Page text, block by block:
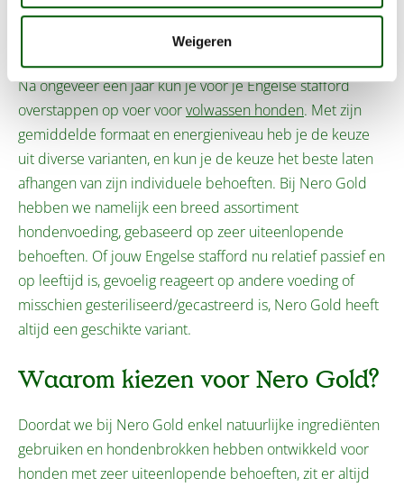
Weigeren
Welke brokken geef je je
volwassen Engelse stafford?
Na ongeveer een jaar kun je voor je Engelse stafford
overstappen op voer voorvolwassen honden. Met zijn
gemiddelde formaat en energieniveau heb je de keuze
uit diverse varianten, en kun je de keuze het beste laten
afhangen van zijn individuele behoeften. Bij Nero Gold
hebben we namelijk een breed assortiment
hondenvoeding, gebaseerd op zeer uiteenlopende
behoeften. Of jouw Engelse stafford nu relatief passief en
op leeftijd is, gevoelig reageert op andere voeding of
misschien gesteriliseerd/gecastreerd is, Nero Gold heeft
altijd een geschikte variant.
Waarom kiezen voor Nero Gold?
Doordat we bij Nero Gold enkel natuurlijke ingrediënten
gebruiken en hondenbrokken hebben ontwikkeld voor
honden met zeer uiteenlopende behoeften, zit er altijd